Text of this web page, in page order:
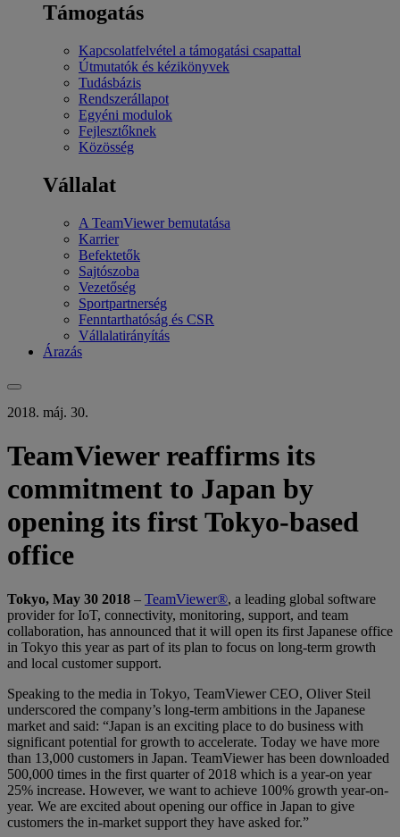
Támogatás
Kapcsolatfelvétel a támogatási csapattal
Útmutatók és kézikönyvek
Tudásbázis
Rendszerállapot
Egyéni modulok
Fejlesztőknek
Közösség
Vállalat
A TeamViewer bemutatása
Karrier
Befektetők
Sajtószoba
Vezetőség
Sportpartnerség
Fenntarthatóság és CSR
Vállalatirányítás
Árazás
2018. máj. 30.
TeamViewer reaffirms its
commitment to Japan by
opening its first Tokyo-based
office
Tokyo, May 30 2018 – TeamViewer®, a leading global software
provider for IoT, connectivity, monitoring, support, and team
collaboration, has announced that it will open its first Japanese office
in Tokyo this year as part of its plan to focus on long-term growth
and local customer support.
Speaking to the media in Tokyo, TeamViewer CEO, Oliver Steil
underscored the company’s long-term ambitions in the Japanese
market and said: “Japan is an exciting place to do business with
significant potential for growth to accelerate. Today we have more
than 13,000 customers in Japan. TeamViewer has been downloaded
500,000 times in the first quarter of 2018 which is a year-on year
25% increase. However, we want to achieve 100% growth year-on-
year. We are excited about opening our office in Japan to give
customers the in-market support they have asked for.”